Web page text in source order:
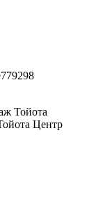
Тойота
Центр